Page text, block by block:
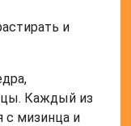
и
Каждый из
с мизинца и